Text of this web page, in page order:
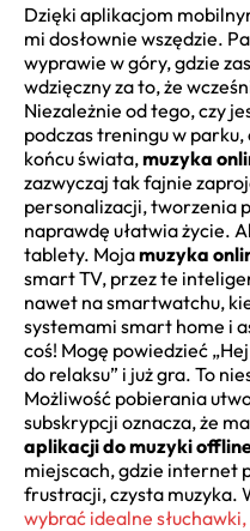
Dzięki aplikacjom
mi dosłownie wszędzie.
wyprawie w góry, gdzie
wdzięczny za to, że
Niezależnie od tego, czy
podczas treningu w
końcu świata,muzyka
zazwyczaj tak fajnie
personalizacji, tworzenia
naprawdę ułatwia życie.
tablety. Mojamuzyka
smart TV, przez te
nawet na smartwatchu,
systemami smart home i
coś! Mogę powiedzieć
do relaksu” i już gra. To
Możliwość pobierania
subskrypcji oznacza, że
aplikacji do muzyki
miejscach, gdzie internet
frustracji, czysta muzyka.
wybrać idealne